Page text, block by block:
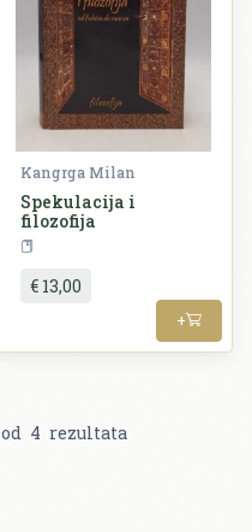
Kangrga Milan
Spekulacija i
filozofija
€ 13,00
+
od 4 rezultata